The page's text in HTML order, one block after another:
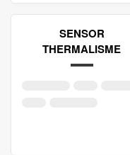
SENSOR
THERMALISME